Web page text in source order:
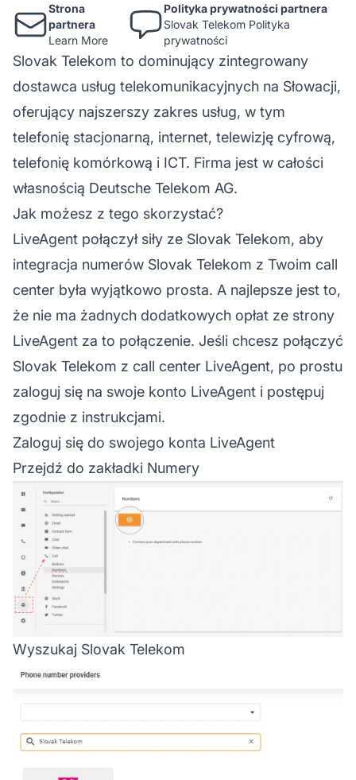
Strona
partnera
Learn More
Polityka prywatności partnera
Slovak Telekom Polityka
prywatności
Slovak Telekom to dominujący zintegrowany
dostawca usług telekomunikacyjnych na Słowacji,
oferujący najszerszy zakres usług, w tym
telefonię stacjonarną, internet, telewizję cyfrową,
telefonię komórkową i ICT. Firma jest w całości
własnością Deutsche Telekom AG.
Jak możesz z tego skorzystać?
LiveAgent połączył siły ze Slovak Telekom, aby
integracja numerów Slovak Telekom z Twoim call
center była wyjątkowo prosta. A najlepsze jest to,
że nie ma żadnych dodatkowych opłat ze strony
LiveAgent za to połączenie. Jeśli chcesz połączyć
Slovak Telekom z call center LiveAgent, po prostu
zaloguj się na swoje konto LiveAgent i postępuj
zgodnie z instrukcjami.
Zaloguj się do swojego konta LiveAgent
Przejdź do zakładki Numery
Wyszukaj Slovak Telekom